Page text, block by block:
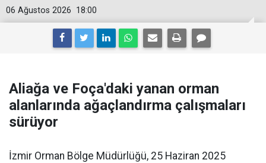
18:00
06 Ağustos 2026
Aliağa ve Foça'daki yanan orman
alanlarında ağaçlandırma çalışmaları
sürüyor
İzmir Orman Bölge Müdürlüğü, 25 Haziran 2025